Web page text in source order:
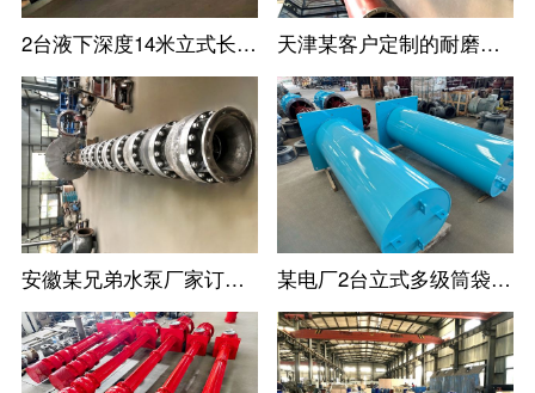
2台液下深度14米立式长轴泵--长沙某水泵厂家定制 天津某客户定制的耐磨耐腐蚀立式长轴泵
安徽某兄弟水泵厂家订购的高扬程立式长轴泵 某电厂2台立式多级筒袋式凝结水泵(小机凝结水泵)